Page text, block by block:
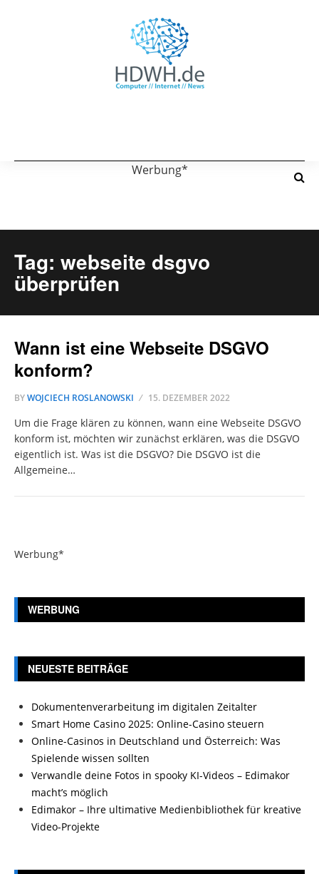
Werbung*
Tag: webseite dsgvo
überprüfen
Wann ist eine Webseite DSGVO
konform?
BYWOJCIECH ROSLANOWSKI 15. DEZEMBER 2022
Um die Frage klären zu können, wann eine Webseite DSGVO
konform ist, möchten wir zunächst erklären, was die DSGVO
eigentlich ist. Was ist die DSGVO? Die DSGVO ist die
Allgemeine…
Werbung*
WERBUNG
NEUESTE BEITRÄGE
Dokumentenverarbeitung im digitalen Zeitalter
Smart Home Casino 2025: Online-Casino steuern
Online-Casinos in Deutschland und Österreich: Was
Spielende wissen sollten
Verwandle deine Fotos in spooky KI-Videos – Edimakor
macht’s möglich
Edimakor – Ihre ultimative Medienbibliothek für kreative
Video-Projekte